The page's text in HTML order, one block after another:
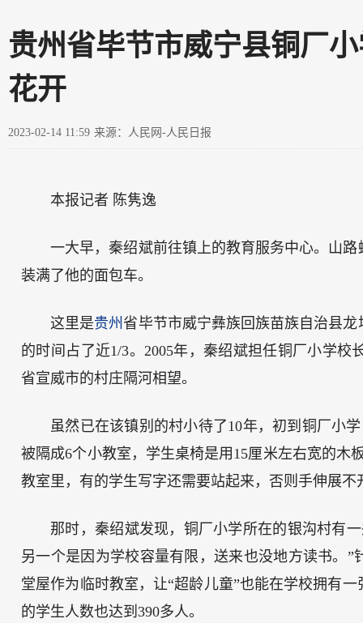
贵州省毕节市威宁县铜厂
花开
2023-02-14 11:59 来源：人民网-人民日报
本报记者 陈隽逸
一大早，秦绍斌前往镇上的教育服务中心。山
装满了他的面包车。
这里是贵州省毕节市威宁彝族回族苗族自治县
的时间占了近1/3。2005年，秦绍斌担任铜厂小学
省宣威市的村庄隔河相望。
虽然已在该镇别的村小待了10年，初到铜厂小
被隔成6个小教室，学生桌椅是用15厘米左右宽的木
教室里，有的学生写字还需要站起来，否则手伸展
那时，秦绍斌发现，铜厂小学所在的银沟村有
另一个是因为学校容量有限，送来也没地方读书。
堂屋作为临时教室，让“超龄儿童”也能在学校拥有
的学生人数也达到390多人。